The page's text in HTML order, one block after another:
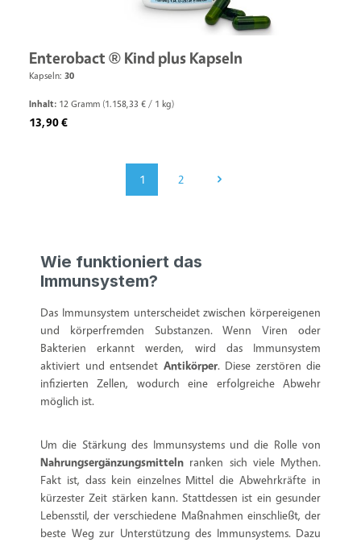
Enterobact ® Kind plus Kapseln
Kapseln: 30
Inhalt: 12 Gramm (1.158,33 € / 1 kg)
Regulärer Preis:
13,90 €
Seite
1
Seite
2
Wie funktioniert das
Immunsystem?
Das Immunsystem unterscheidet zwischen körpereigenen
und körperfremden Substanzen. Wenn Viren oder
Bakterien erkannt werden, wird das Immunsystem
aktiviert und entsendet Antikörper. Diese zerstören die
infizierten Zellen, wodurch eine erfolgreiche Abwehr
möglich ist.
Um die Stärkung des Immunsystems und die Rolle von
Nahrungsergänzungsmitteln ranken sich viele Mythen.
Fakt ist, dass kein einzelnes Mittel die Abwehrkräfte in
kürzester Zeit stärken kann. Stattdessen ist ein gesunder
Lebensstil, der verschiedene Maßnahmen einschließt, der
beste Weg zur Unterstützung des Immunsystems. Dazu